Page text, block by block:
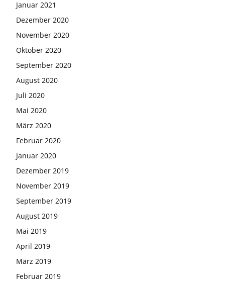
Januar 2021
Dezember 2020
November 2020
Oktober 2020
September 2020
August 2020
Juli 2020
Mai 2020
März 2020
Februar 2020
Januar 2020
Dezember 2019
November 2019
September 2019
August 2019
Mai 2019
April 2019
März 2019
Februar 2019